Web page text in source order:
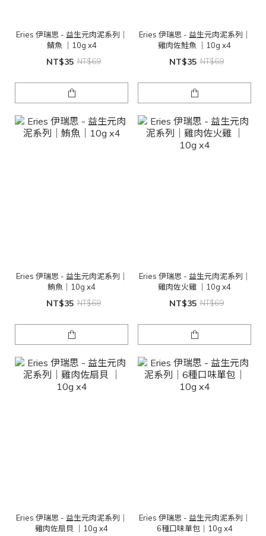
Eries 伊瑞思 - 益生元肉泥系列｜
鯖魚 ｜10g x4
NT$35 NT$69
Eries 伊瑞思 - 益生元肉泥系列｜
雞肉佐鮭魚 ｜10g x4
NT$35 NT$69
Eries 伊瑞思 - 益生元肉泥系列｜
鮪魚｜10g x4
NT$35 NT$69
Eries 伊瑞思 - 益生元肉泥系列｜
雞肉佐火雞 ｜10g x4
NT$35 NT$69
Eries 伊瑞思 - 益生元肉泥系列｜
雞肉佐扇貝 ｜10g x4
Eries 伊瑞思 - 益生元肉泥系列｜
6種口味單包｜10g x4